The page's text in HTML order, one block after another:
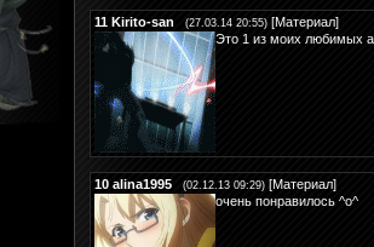
11 Kirito-san (27.03.14 20:55) [Материал]
Это 1 из моих любимых
10 alina1995 (02.12.13 09:29) [Материал]
очень понравилось ^o^